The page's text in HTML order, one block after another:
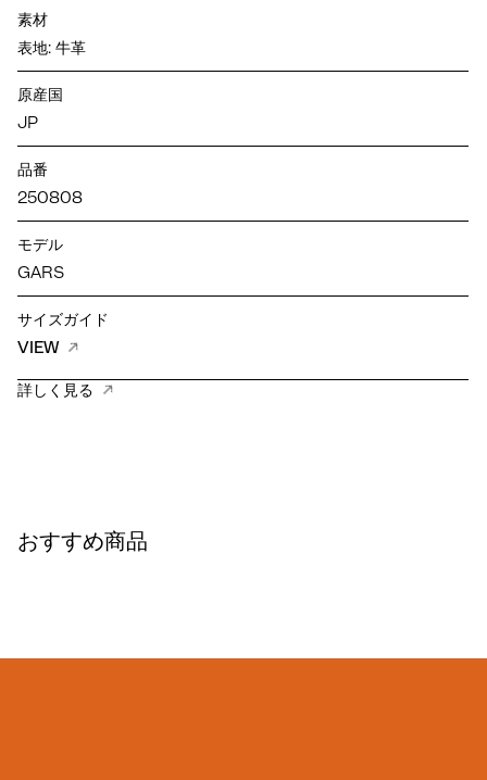
素材
表地: 牛革
原産国
JP
品番
250808
モデル
GARS
サイズガイド
VIEW
詳しく見る
おすすめ商品